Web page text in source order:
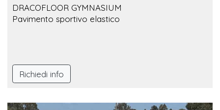
DRACOFLOOR GYMNASIUM
Pavimento sportivo elastico
Richiedi info